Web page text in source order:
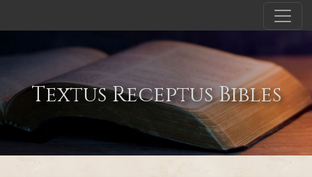
Textus Receptus Bibles